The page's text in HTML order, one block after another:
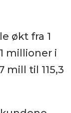
økt fra 1
millioner i
mill til 115,3